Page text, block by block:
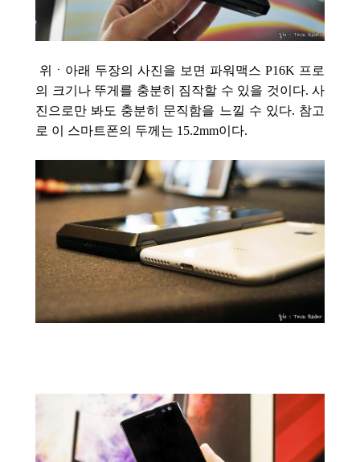
위ㆍ아래 두장의 사진을 보면 파워맥스 P16K 프로
의 크기나 뚜게를 충분히 짐작할 수 있을 것이다. 사
진으로만 봐도 충분히 문직함을 느낄 수 있다. 참고
로 이 스마트폰의 두께는 15.2mm이다.